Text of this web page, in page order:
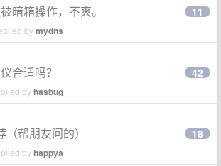
暗箱操作，不爽。
bymydns
11
合适吗？
byhasbug
42
帮朋友问的）
byhappya
18